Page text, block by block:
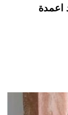
اعمدة